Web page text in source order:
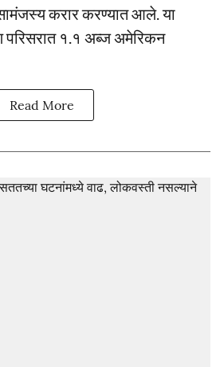
करार करण्यात आले. या
परिसरात १.१ अब्ज अमेरिकन
Read More